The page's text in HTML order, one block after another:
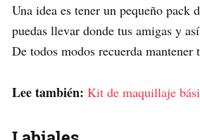
Una idea es tener un pequeño pack
puedas llevar donde tus amigas y
De todos modos recuerda mantener
Lee también: Kit de maquillaje